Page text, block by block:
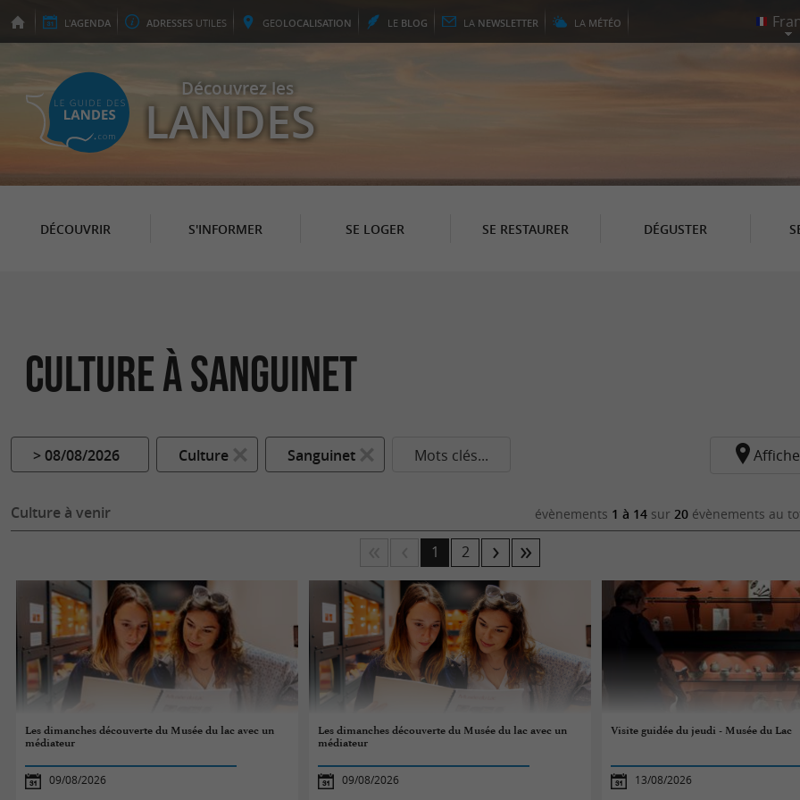
L'AGENDA ADRESSES UTILES GEOLOCALISATION LE BLOG LA NEWSLETTER LA MÉTÉO
Découvrez les
LANDES
DÉCOUVRIR S'INFORMER SE LOGER SE RESTAURER DÉGUSTER
Culture à Sanguinet
> 08/08/2026 Culture Sanguinet Mots clés...
Culture à venir évènements 1 à 14 sur 20 évènements au
1 2
Les dimanches découverte du Musée du lac avec un
médiateur
09/08/2026
Les dimanches découverte du Musée du lac avec un
médiateur
09/08/2026
Visite guidée du jeudi - Musée du Lac
13/08/2026